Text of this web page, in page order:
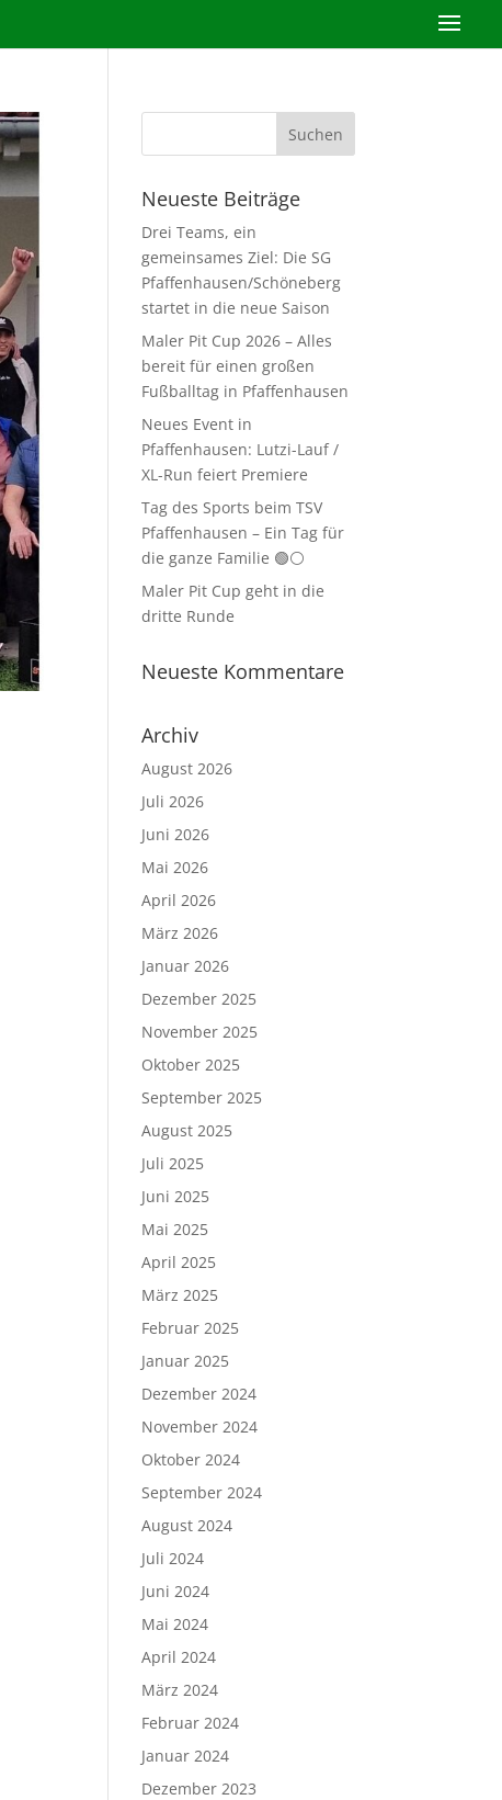
Neueste Beiträge
Drei Teams, ein
gemeinsames Ziel: Die SG
Pfaffenhausen/Schöneberg
startet in die neue Saison
Maler Pit Cup 2026 – Alles
bereit für einen großen
Fußballtag in Pfaffenhausen
Neues Event in
Pfaffenhausen: Lutzi-Lauf /
XL-Run feiert Premiere
Tag des Sports beim TSV
Pfaffenhausen – Ein Tag für
die ganze Familie 🟢⚪
Maler Pit Cup geht in die
dritte Runde
Neueste Kommentare
Archiv
August 2026
Juli 2026
Juni 2026
Mai 2026
April 2026
März 2026
Januar 2026
Dezember 2025
November 2025
Oktober 2025
September 2025
August 2025
Juli 2025
Juni 2025
Mai 2025
April 2025
März 2025
Februar 2025
Januar 2025
Dezember 2024
November 2024
Oktober 2024
September 2024
August 2024
Juli 2024
Juni 2024
Mai 2024
April 2024
März 2024
Februar 2024
Januar 2024
Dezember 2023